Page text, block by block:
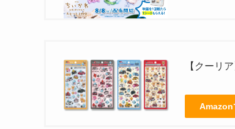
【クーリ
Amazon